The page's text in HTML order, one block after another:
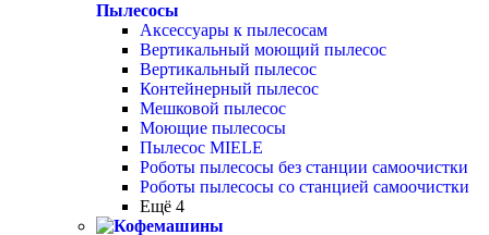
Пылесосы
Аксессуары к пылесосам
Вертикальный моющий пылесос
Вертикальный пылесос
Контейнерный пылесос
Мешковой пылесос
Моющие пылесосы
Пылесос MIELE
Роботы пылесосы без станции самоочистки
Роботы пылесосы со станцией самоочистки
Ещё 4